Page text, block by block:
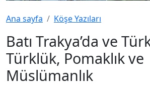
Ana sayfa Köşe Yazıları
Batı Trakya’da ve
Türklük, Pomaklık ve
Müslümanlık